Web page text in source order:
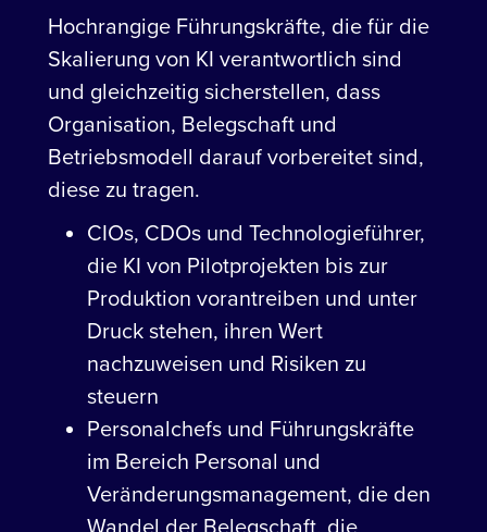
Hochrangige Führungskräfte, die für die
Skalierung von KI verantwortlich sind
und gleichzeitig sicherstellen, dass
Organisation, Belegschaft und
Betriebsmodell darauf vorbereitet sind,
diese zu tragen.
CIOs, CDOs und Technologieführer,
die KI von Pilotprojekten bis zur
Produktion vorantreiben und unter
Druck stehen, ihren Wert
nachzuweisen und Risiken zu
steuern
Personalchefs und Führungskräfte
im Bereich Personal und
Veränderungsmanagement, die den